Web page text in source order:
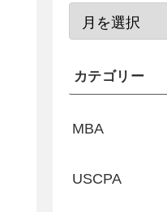
カテゴリー
MBA
USCPA